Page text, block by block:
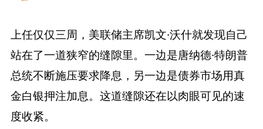
上任仅仅三周，美联储主席凯文·沃什就发现自己
站在了一道狭窄的缝隙里。一边是唐纳德·特朗普
总统不断施压要求降息，另一边是债券市场用真
金白银押注加息。这道缝隙还在以肉眼可见的速
度收紧。